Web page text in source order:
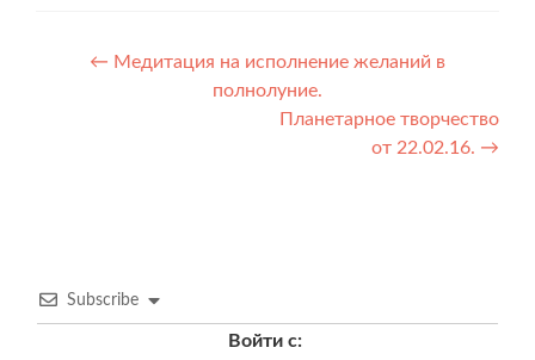
Навигация
← Медитация на исполнение желаний в
полнолуние.
Планетарное творчество
от 22.02.16. →
Subscribe
Войти с: